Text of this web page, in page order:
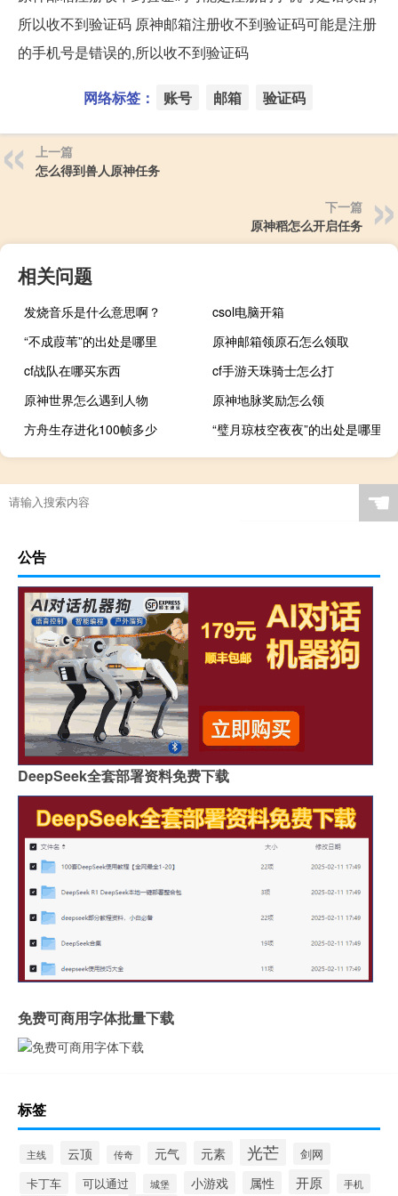
所以收不到验证码 原神邮箱注册收不到验证码可能是注册
的手机号是错误的,所以收不到验证码
网络标签： 账号 邮箱 验证码
上一篇
怎么得到兽人原神任务
下一篇
原神稻怎么开启任务
相关问题
发烧音乐是什么意思啊？
csol电脑开箱
“不成葭苇”的出处是哪里
原神邮箱领原石怎么领取
cf战队在哪买东西
cf手游天珠骑士怎么打
原神世界怎么遇到人物
原神地脉奖励怎么领
方舟生存进化100帧多少
“璧月琼枝空夜夜”的出处是哪里
大年三十没儿子怎么办
☚
公告
DeepSeek全套部署资料免费下载
免费可商用字体批量下载
标签
主线 云顶 传奇 元气 元素 光芒
剑网
卡丁车
可以通过 城堡 小游戏 属性 开原 手机